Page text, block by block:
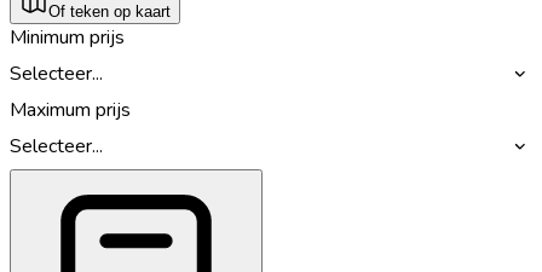
Of teken op kaart
Minimum prijs
Selecteer...
Maximum prijs
Selecteer...